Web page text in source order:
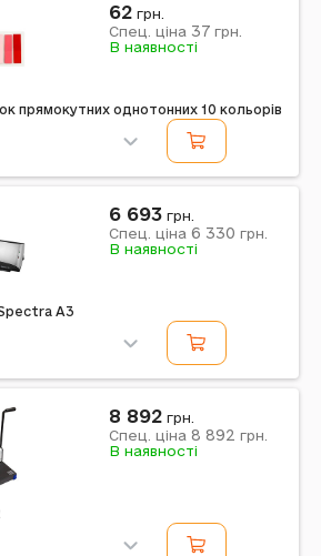
прямокутних однотонних 10 кольорів
| Матеріал: Папір |
приладдя
62 грн.
Спец. ціна 37 грн.
В наявності
A3
6 693 грн.
Спец. ціна 6 330 грн.
В наявності
8 892 грн.
Спец. ціна 8 892 грн.
В наявності